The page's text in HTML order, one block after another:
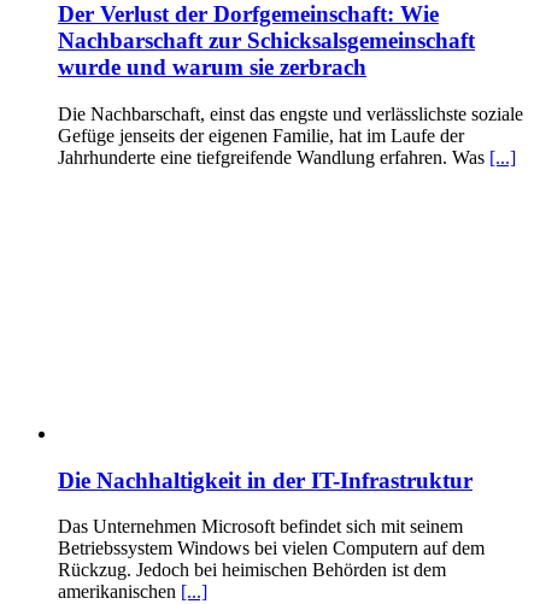
Der Verlust der Dorfgemeinschaft: Wie
Nachbarschaft zur Schicksalsgemeinschaft
wurde und warum sie zerbrach
Die Nachbarschaft, einst das engste und verlässlichste soziale
Gefüge jenseits der eigenen Familie, hat im Laufe der
Jahrhunderte eine tiefgreifende Wandlung erfahren. Was [...]
Die Nachhaltigkeit in der IT-Infrastruktur
Das Unternehmen Microsoft befindet sich mit seinem
Betriebssystem Windows bei vielen Computern auf dem
Rückzug. Jedoch bei heimischen Behörden ist dem
amerikanischen [...]